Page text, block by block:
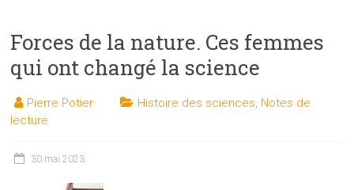
Forces de la nature. Ces femmes
qui ont changé la science
Pierre Potier Histoire des sciences, Notes de
lecture
30 mai 2023